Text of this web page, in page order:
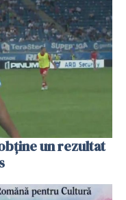
un rezultat